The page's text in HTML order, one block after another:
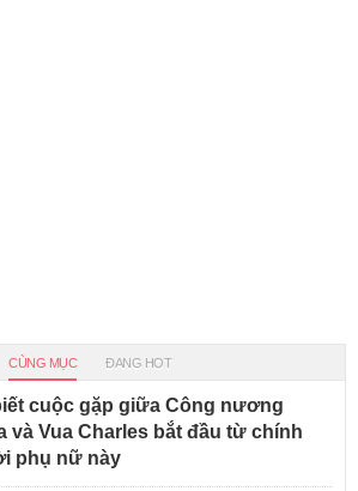
CÙNG MỤC ĐANG HOT
cuộc gặp giữa Công nương
và Vua Charles bắt đầu từ chính
phụ nữ này